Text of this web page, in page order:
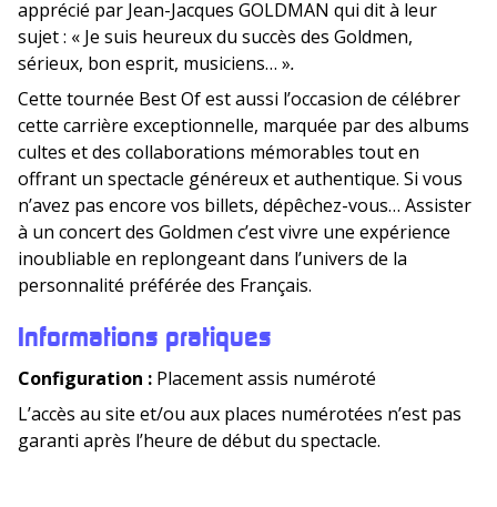
apprécié par Jean-Jacques GOLDMAN qui dit à leur
sujet : « Je suis heureux du succès des Goldmen,
sérieux, bon esprit, musiciens… ».
Cette tournée Best Of est aussi l’occasion de célébrer
cette carrière exceptionnelle, marquée par des albums
cultes et des collaborations mémorables tout en
offrant un spectacle généreux et authentique. Si vous
n’avez pas encore vos billets, dépêchez-vous… Assister
à un concert des Goldmen c’est vivre une expérience
inoubliable en replongeant dans l’univers de la
personnalité préférée des Français.
Informations pratiques
Configuration : Placement assis numéroté
L’accès au site et/ou aux places numérotées n’est pas
garanti après l’heure de début du spectacle.